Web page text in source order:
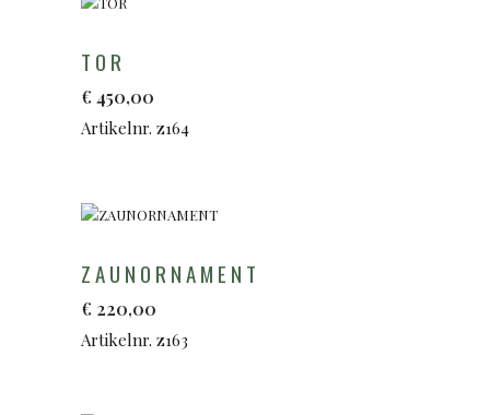
TOR
€ 450,00
Artikelnr. z164
ZAUNORNAMENT
€ 220,00
Artikelnr. z163